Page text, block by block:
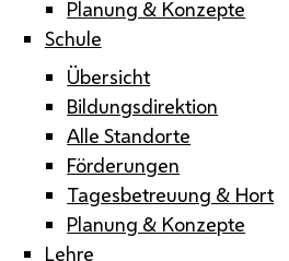
Planung & Konzepte
Schule
Übersicht
Bildungsdirektion
Alle Standorte
Förderungen
Tagesbetreuung & Hort
Planung & Konzepte
Lehre